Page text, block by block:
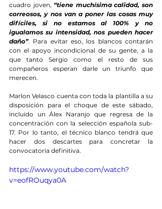
cuadro joven, “tiene muchísima calidad, son
correosos, y nos van a poner las cosas muy
difíciles, si no estamos al 100% y no
igualamos su intensidad, nos pueden hacer
daño”. Para evitar eso, los blancos contarán
con el apoyo incondicional de su gente, a la
que tanto Sergio como el resto de sus
compañeros esperan darle un triunfo que
merecen.
Marlon Velasco cuenta con toda la plantilla a su
disposición para el choque de este sábado,
incluido un Álex Naranjo que regresa de la
concentración con la selección española sub-
17. Por lo tanto, el técnico blanco tendrá que
hacer dos descartes para concretar la
convocatoria definitiva.
https://www.youtube.com/watch?
v=eofROuqya0A